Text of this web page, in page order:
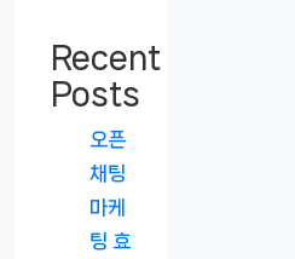
Recent
Posts
오픈
채팅
마케
팅 효